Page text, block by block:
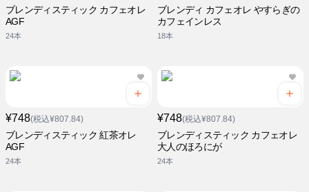
ブレンディスティック カフェオレ
AGF
24本
ブレンディ カフェオレ やすらぎの
カフェインレス
18本
¥748(税込¥807.84)
ブレンディスティック 紅茶オレ
AGF
24本
¥748(税込¥807.84)
ブレンディスティック カフェオレ
大人のほろにが
24本